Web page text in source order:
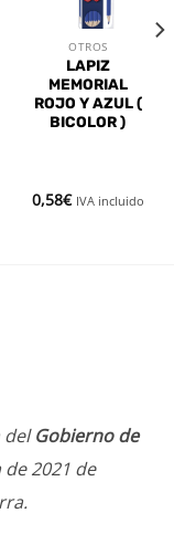
OTROS
LAPIZ
MEMORIAL
ROJO Y AZUL (
BICOLOR )
0,58€ IVA incluido
delGobierno de
2021 de